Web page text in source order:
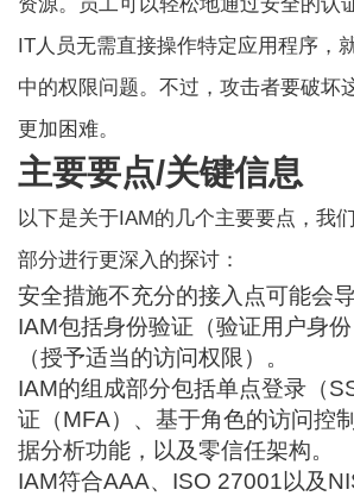
资源。员工可以轻松地通过安全的认
IT人员无需直接操作特定应用程序，
中的权限问题。不过，攻击者要破坏
更加困难。
主要要点/关键信息
以下是关于IAM的几个主要要点，我
部分进行更深入的探讨：
安全措施不充分的接入点可能会
IAM包括身份验证（验证用户身
（授予适当的访问权限）。
IAM的组成部分包括单点登录（
证（MFA）、基于角色的访问控
据分析功能，以及零信任架构。
IAM符合AAA、ISO 27001以及